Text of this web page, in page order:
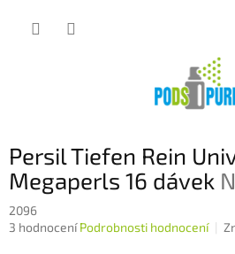
Persil Tiefen Rein
Megaperls 16 dávek
2096
Průměrné
3 hodnocení Podrobnosti hodnocení